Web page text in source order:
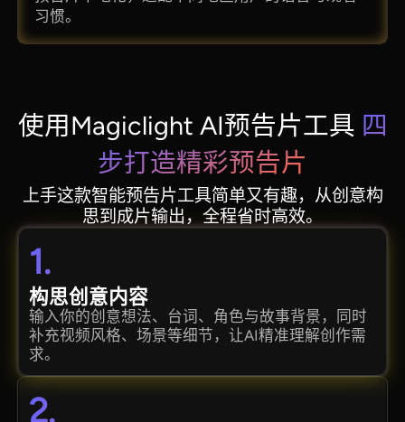
习惯。
使用Magiclight AI预告片工具 四
步打造精彩预告片
上手这款智能预告片工具简单又有趣，从创意构
思到成片输出，全程省时高效。
1.
构思创意内容
输入你的创意想法、台词、角色与故事背景，同时
补充视频风格、场景等细节，让AI精准理解创作需
求。
2.